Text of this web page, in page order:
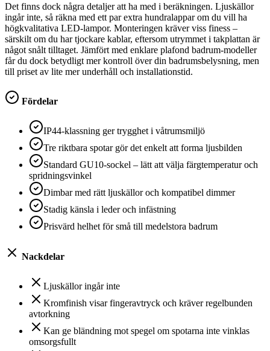
Det finns dock några detaljer att ha med i beräkningen. Ljuskällor
ingår inte, så räkna med ett par extra hundralappar om du vill ha
högkvalitativa LED-lampor. Monteringen kräver viss finess –
särskilt om du har tjockare kablar, eftersom utrymmet i takplattan är
något snålt tilltaget. Jämfört med enklare plafond badrum-modeller
får du dock betydligt mer kontroll över din badrumsbelysning, men
till priset av lite mer underhåll och installationstid.
Fördelar
IP44-klassning ger trygghet i våtrumsmiljö
Tre riktbara spotar gör det enkelt att forma ljusbilden
Standard GU10-sockel – lätt att välja färgtemperatur och
spridningsvinkel
Dimbar med rätt ljuskällor och kompatibel dimmer
Stadig känsla i leder och infästning
Prisvärd helhet för små till medelstora badrum
Nackdelar
Ljuskällor ingår inte
Kromfinish visar fingeravtryck och kräver regelbunden
avtorkning
Kan ge bländning mot spegel om spotarna inte vinklas
omsorgsfullt